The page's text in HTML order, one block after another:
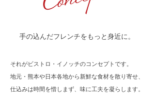
手の込んだフレンチをもっと身近に。
それがビストロ・イノッチのコンセプトです。
地元・熊本や日本各地から新鮮な食材を散り寄せ、
仕込みは時間を惜しまず、味に工夫を凝らします。